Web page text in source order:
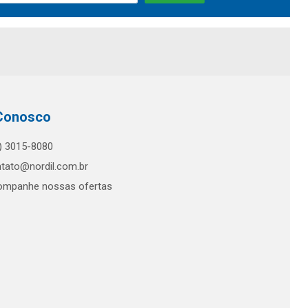
3015-8080
nossas ofertas